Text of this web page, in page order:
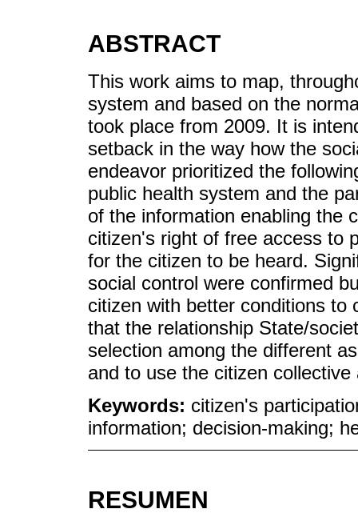
ABSTRACT
This work aims to map,
system and based on the
took place from 2009. It is
setback in the way how the
endeavor prioritized the
public health system and the
of the information enabling the
citizen's right of free access to
for the citizen to be heard.
social control were confirmed
citizen with better conditions to
that the relationship State/
selection among the different
and to use the citizen
Keywords: citizen's
information; decision-making;
RESUMEN